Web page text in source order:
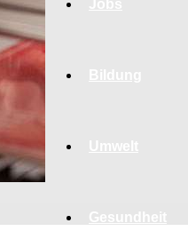
Gesundheit